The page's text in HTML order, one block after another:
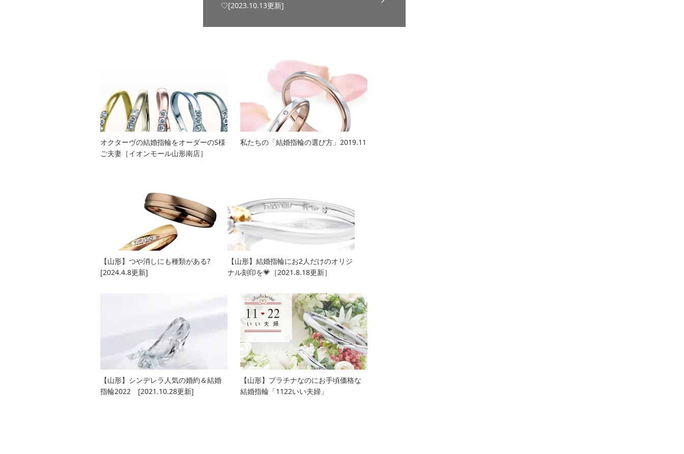
♡[2023.10.13更新]
オクターヴの結婚指輪をオーダーのS様
ご夫妻［イオンモール山形南店］
私たちの「結婚指輪の選び方」2019.11
【山形】つや消しにも種類がある?
[2024.4.8更新]
【山形】結婚指輪にお2人だけのオリジ
ナル刻印を💗［2021.8.18更新］
【山形】シンデレラ人気の婚約＆結婚
指輪2022 [2021.10.28更新]
【山形】プラチナなのにお手頃価格な
結婚指輪「1122いい夫婦」